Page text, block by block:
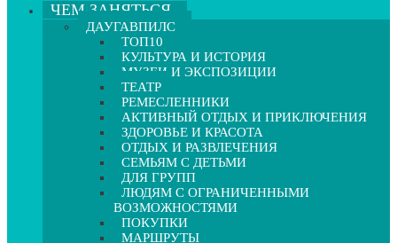
ЧЕМ ЗАНЯТЬСЯ
ДАУГАВПИЛС
ТОП10
КУЛЬТУРА И ИСТОРИЯ
МУЗЕИ И ЭКСПОЗИЦИИ
ТЕАТР
РЕМЕСЛЕННИКИ
АКТИВНЫЙ ОТДЫХ И ПРИКЛЮЧЕНИЯ
ЗДОРОВЬЕ И КРАСОТА
ОТДЫХ И РАЗВЛЕЧЕНИЯ
СЕМЬЯМ С ДЕТЬМИ
ДЛЯ ГРУПП
ЛЮДЯМ С ОГРАНИЧЕННЫМИ
ВОЗМОЖНОСТЯМИ
ПОКУПКИ
МАРШРУТЫ